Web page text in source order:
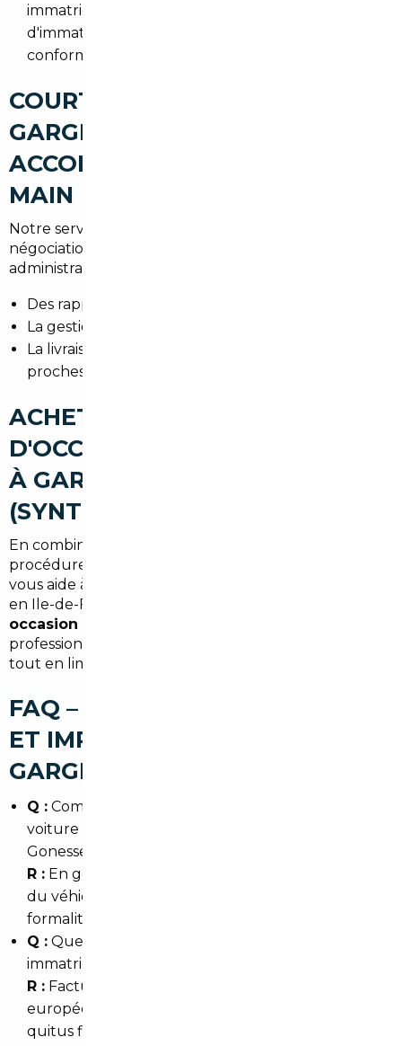
immatriculer dans le 95 (certificat
d'immatriculation, quitus fiscal, certificats de
conformité).
COURTIER AUTOMOBILE
GARGES-LÈS-GONESSE : UN
ACCOMPAGNEMENT CLÉ EN
MAIN
Notre service couvre la recherche, la vérification, la
négociation, le transport et les démarches
administratives. Nous proposons :
Des rapports détaillés avant achat.
La gestion du paiement sécurisé et des garanties.
La livraison à Garges-lès-Gonesse ou points
proches.
ACHETER UNE VOITURE
D'OCCASION AU MEILLEUR PRIX
À GARGES-LÈS-GONESSE
(SYNTHÈSE)
En combinant expertise locale, réseau européen et
procédures sécurisées, un courtier ou mandataire
vous aide à trouver une voiture adaptée à vos trajets
en Ile-de-France au meilleur prix. Pour l'
occasion Garges-lès-Gonesse
professionnel fait gagner du temps et de l'argent
tout en limitant les risques.
FAQ – COURTIER AUTOMOBILE
ET IMPORT DE VOITURE À
GARGES-LÈS-GONESSE
Q : Combien de temps prend l'import d'une
voiture depuis l'Allemagne jusqu'à Garges-lès-
Gonesse ?
R : En général 2 à 6 semaines selon la disponibilité
du véhicule, les contrôles, le transport et les
formalités douanières/administratives.
Q : Quels documents sont indispensables pour
immatriculer un véhicule importé dans le 95 ?
R : Facture d'achat, certificat de conformité
européen ou attestation de mise en circulation,
quitus fiscal et certificat de cession. Le courtier